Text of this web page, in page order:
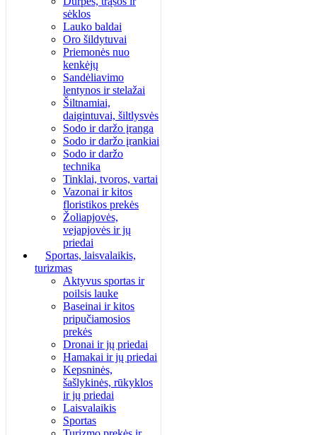
sėklos
Lauko baldai
Oro šildytuvai
Priemonės nuo
kenkėjų
Sandėliavimo
lentynos ir stelažai
Šiltnamiai,
daigintuvai, šiltlysvės
Sodo ir daržo įranga
Sodo ir daržo įrankiai
Sodo ir daržo
technika
Tinklai, tvoros, vartai
Vazonai ir kitos
floristikos prekės
Žoliapjovės,
vejapjovės ir jų
priedai
Sportas, laisvalaikis,
turizmas
Aktyvus sportas ir
poilsis lauke
Baseinai ir kitos
pripučiamosios
prekės
Dronai ir jų priedai
Hamakai ir jų priedai
Kepsninės,
šašlykinės, rūkyklos
ir jų priedai
Laisvalaikis
Sportas